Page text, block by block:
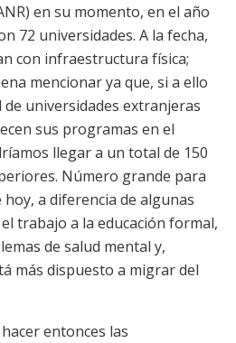
en su momento, en el año
72 universidades. A la fecha,
con infraestructura física;
mencionar ya que, si a ello
de universidades extranjeras
sus programas en el
llegar a un total de 150
Número grande para
a diferencia de algunas
trabajo a la educación formal,
de salud mental y,
más dispuesto a migrar del
entonces las